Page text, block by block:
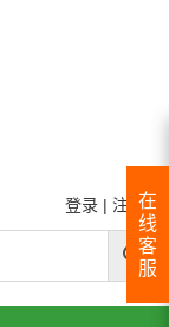
登录 | 注册在
线
客
服